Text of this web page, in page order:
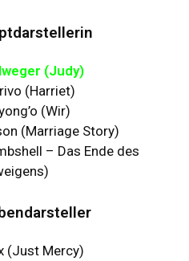
(Judy)
(Harriet)
(Wir)
(Marriage Story)
– Das Ende des
(Just Mercy)